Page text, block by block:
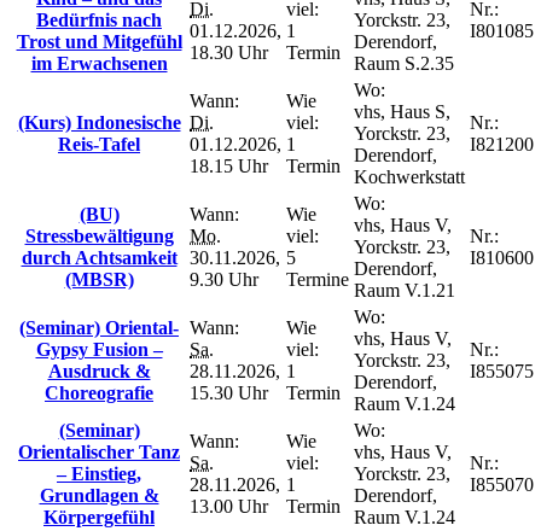
Bedürfnis nach
Trost und Mitgefühl
im Erwachsenen
Di.
01.12.2026,
18.30 Uhr
viel:
1
Termin
Yorckstr. 23,
Derendorf,
Raum S.2.35
Nr.:
I801085
(Kurs) Indonesische
Reis-Tafel
Wann:
Di.
01.12.2026,
18.15 Uhr
Wie
viel:
1
Termin
Wo:
vhs, Haus S,
Yorckstr. 23,
Derendorf,
Kochwerkstatt
Nr.:
I821200
(BU)
Stressbewältigung
durch Achtsamkeit
(MBSR)
Wann:
Mo.
30.11.2026,
9.30 Uhr
Wie
viel:
5
Termine
Wo:
vhs, Haus V,
Yorckstr. 23,
Derendorf,
Raum V.1.21
Nr.:
I810600
(Seminar) Oriental-
Gypsy Fusion –
Ausdruck &
Choreografie
Wann:
Sa.
28.11.2026,
15.30 Uhr
Wie
viel:
1
Termin
Wo:
vhs, Haus V,
Yorckstr. 23,
Derendorf,
Raum V.1.24
Nr.:
I855075
(Seminar)
Orientalischer Tanz
– Einstieg,
Grundlagen &
Körpergefühl
Wann:
Sa.
28.11.2026,
13.00 Uhr
Wie
viel:
1
Termin
Wo:
vhs, Haus V,
Yorckstr. 23,
Derendorf,
Raum V.1.24
Nr.:
I855070